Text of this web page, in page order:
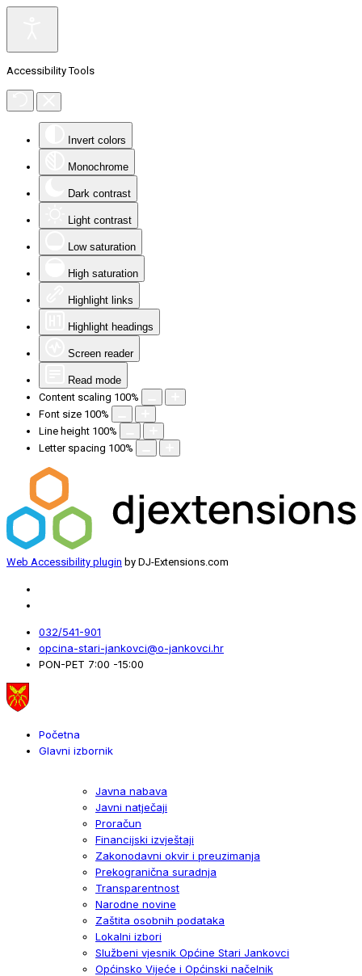
Accessibility Tools
Invert colors
Monochrome
Dark contrast
Light contrast
Low saturation
High saturation
Highlight links
Highlight headings
Screen reader
Read mode
Content scaling 100%
Font size 100%
Line height 100%
Letter spacing 100%
Web Accessibility plugin by DJ-Extensions.com
032/541-901
opcina-stari-jankovci@o-jankovci.hr
PON-PET 7:00 -15:00
Početna
Glavni izbornik
Javna nabava
Javni natječaji
Proračun
Financijski izvještaji
Zakonodavni okvir i preuzimanja
Prekogranična suradnja
Transparentnost
Narodne novine
Zaštita osobnih podataka
Lokalni izbori
Službeni vjesnik Općine Stari Jankovci
Općinsko Vijeće i Općinski načelnik